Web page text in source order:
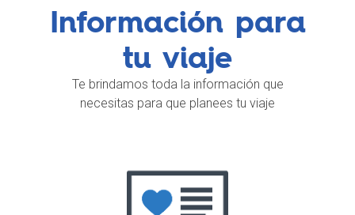
Información para
tu viaje
Te brindamos toda la información que
necesitas para que planees tu viaje